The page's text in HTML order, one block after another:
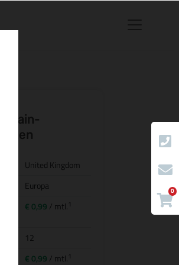
0
United Kingdom
Europa
€ 0,99 / mtl. 1
12
€ 0,99 / mtl. 1